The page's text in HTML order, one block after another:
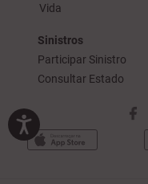
Vida
Sinistros
Participar Sinistro
Consultar Estado